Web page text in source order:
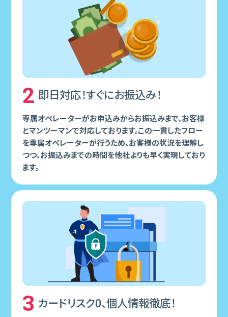
2 即⽇対応！すぐにお振込み！
専属オペレーターがお申込みからお振込みまで、お客様
とマンツーマンで対応しております。この⼀貫したフロー
を専属オペレーターが⾏うため、お客様の状況を理解し
つつ、お振込みまでの時間を他社よりも早く実現しており
ます。
3 カードリスク0、個⼈情報徹底！